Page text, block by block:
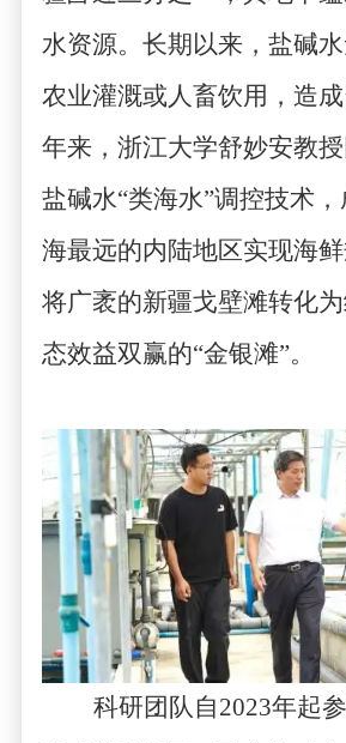
水资源。长期以来，盐碱
农业灌溉或人畜饮用，造
年来，浙江大学舒妙安教
盐碱水“类海水”调控技术
海最远的内陆地区实现海鲜
将广袤的新疆戈壁滩转化
态效益双赢的“金银滩”。
科研团队自2023年起